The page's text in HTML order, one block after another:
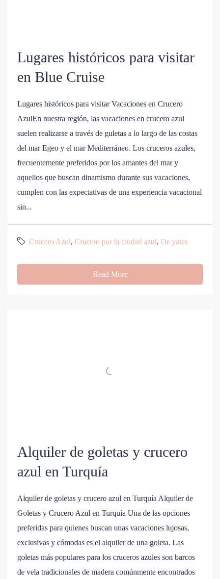
Lugares históricos para visitar
en Blue Cruise
Lugares históricos para visitar Vacaciones en Crucero
AzulEn nuestra región, las vacaciones en crucero azul
suelen realizarse a través de guletas a lo largo de las costas
del mar Egeo y el mar Mediterráneo. Los cruceros azules,
frecuentemente preferidos por los amantes del mar y
aquellos que buscan dinamismo durante sus vacaciones,
cumplen con las expectativas de una experiencia vacacional
sin...
Crucero Azul, Crucero por la ciudad azul, De yates
Read More
Alquiler de goletas y crucero
azul en Turquía
Alquiler de goletas y crucero azul en Turquía Alquiler de
Goletas y Crucero Azul en Turquía Una de las opciones
preferidas para quienes buscan unas vacaciones lujosas,
exclusivas y cómodas es el alquiler de una goleta. Las
goletas más populares para los cruceros azules son barcos
de vela tradicionales de madera comúnmente encontrados